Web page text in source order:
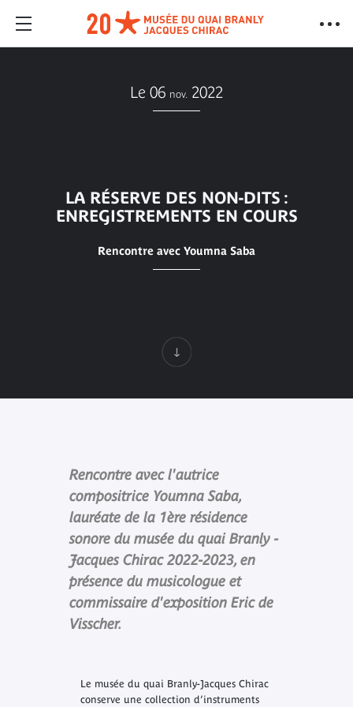
Le 06 nov. 2022
LA RÉSERVE DES NON-DITS :
ENREGISTREMENTS EN COURS
Rencontre avec Youmna Saba
Rencontre avec l'autrice
compositrice Youmna Saba,
lauréate de la 1ère résidence
sonore du musée du quai Branly -
Jacques Chirac 2022-2023, en
présence du musicologue et
commissaire d'exposition Eric de
Visscher.
Le musée du quai Branly-Jacques Chirac
conserve une collection d’instruments